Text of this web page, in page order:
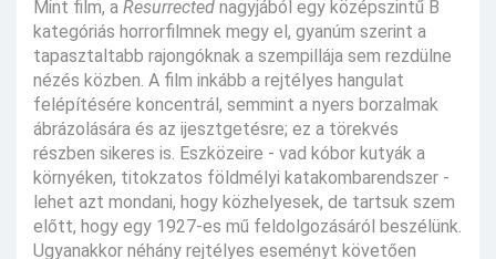
Mint film, a Resurrected nagyjából egy középszintű B
kategóriás horrorfilmnek megy el, gyanúm szerint a
tapasztaltabb rajongóknak a szempillája sem rezdülne
nézés közben. A film inkább a rejtélyes hangulat
felépítésére koncentrál, semmint a nyers borzalmak
ábrázolására és az ijesztgetésre; ez a törekvés
részben sikeres is. Eszközeire - vad kóbor kutyák a
környéken, titokzatos földmélyi katakombarendszer -
lehet azt mondani, hogy közhelyesek, de tartsuk szem
előtt, hogy egy 1927-es mű feldolgozásáról beszélünk.
Ugyanakkor néhány rejtélyes eseményt követően